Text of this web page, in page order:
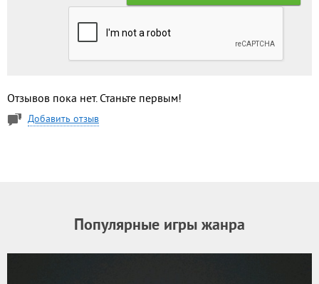
Отзывов пока нет. Станьте первым!
Добавить отзыв
Популярные игры жанра